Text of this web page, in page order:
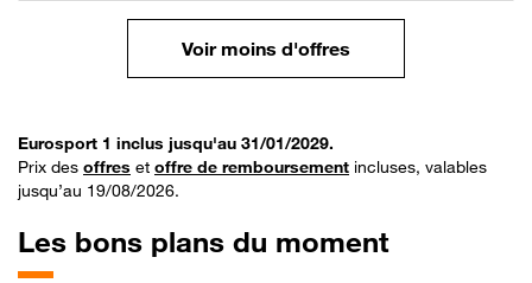
Voir moins d'offres
Eurosport 1 inclus jusqu'au 31/01/2029.
Prix des offres et offre de remboursement incluses, valables
jusqu’au 19/08/2026.
Les bons plans du moment